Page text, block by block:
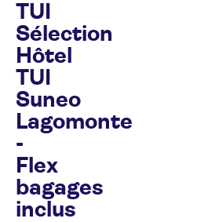
TUI
Sélection
Hôtel
TUI
Suneo
Lagomonte
-
Flex
bagages
inclus